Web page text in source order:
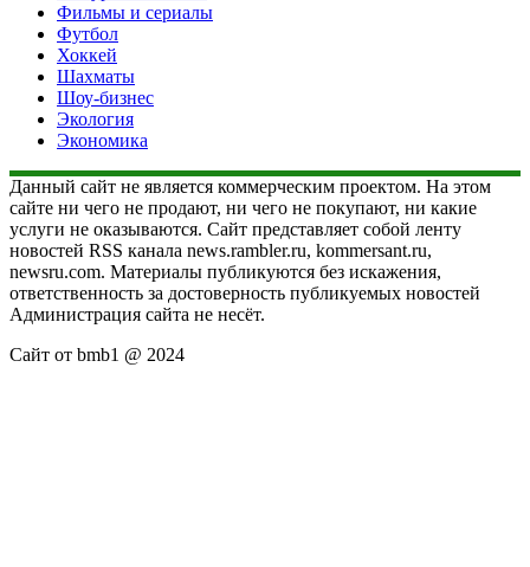
Фильмы и сериалы
Футбол
Хоккей
Шахматы
Шоу-бизнес
Экология
Экономика
Данный сайт не является коммерческим проектом. На этом
сайте ни чего не продают, ни чего не покупают, ни какие
услуги не оказываются. Сайт представляет собой ленту
новостей RSS канала news.rambler.ru, kommersant.ru,
newsru.com. Материалы публикуются без искажения,
ответственность за достоверность публикуемых новостей
Администрация сайта не несёт.
Сайт от bmb1 @ 2024